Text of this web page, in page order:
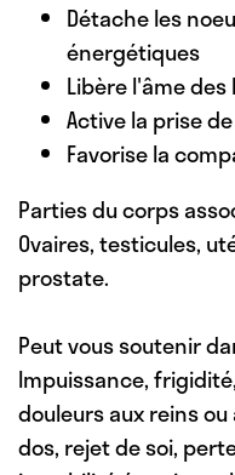
Détache les
énergétiques
Libère l'âme
Active la prise
Favorise la
Parties du corps
Ovaires, testicules,
prostate.
Peut vous soutenir
Impuissance,
douleurs aux reins
dos, rejet de soi,